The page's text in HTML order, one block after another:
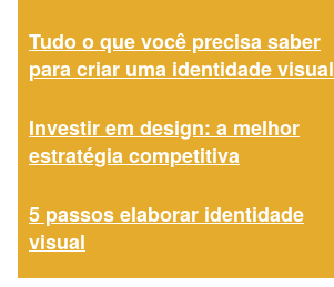
Tudo o que você precisa saber
para criar uma identidade visual
Investir em design: a melhor
estratégia competitiva
5 passos elaborar identidade
visual